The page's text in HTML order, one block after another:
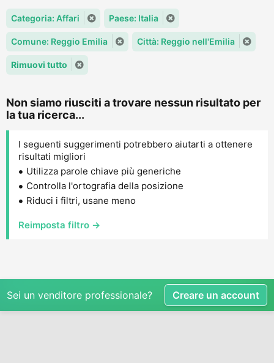
Categoria: Affari Paese: Italia
Comune: Reggio Emilia Città: Reggio nell'Emilia
Rimuovi tutto
Non siamo riusciti a trovare nessun risultato per
la tua ricerca...
I seguenti suggerimenti potrebbero aiutarti a ottenere
risultati migliori
Utilizza parole chiave più generiche
Controlla l'ortografia della posizione
Riduci i filtri, usane meno
Reimposta filtro →
Sei un venditore professionale? Creare un account